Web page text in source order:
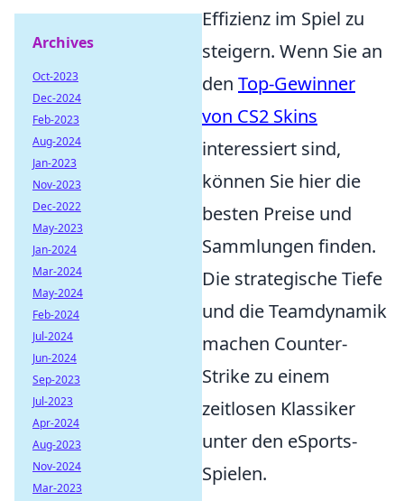
Effizienz im Spiel zu
steigern. Wenn Sie an
den Top-Gewinner
von CS2 Skins
interessiert sind,
können Sie hier die
besten Preise und
Sammlungen finden.
Die strategische Tiefe
und die Teamdynamik
machen Counter-
Strike zu einem
zeitlosen Klassiker
unter den eSports-
Spielen.
Archives
Oct-2023
Dec-2024
Feb-2023
Aug-2024
Jan-2023
Nov-2023
Dec-2022
May-2023
Jan-2024
Mar-2024
May-2024
Feb-2024
Jul-2024
Jun-2024
Sep-2023
Jul-2023
Apr-2024
Aug-2023
Nov-2024
Mar-2023